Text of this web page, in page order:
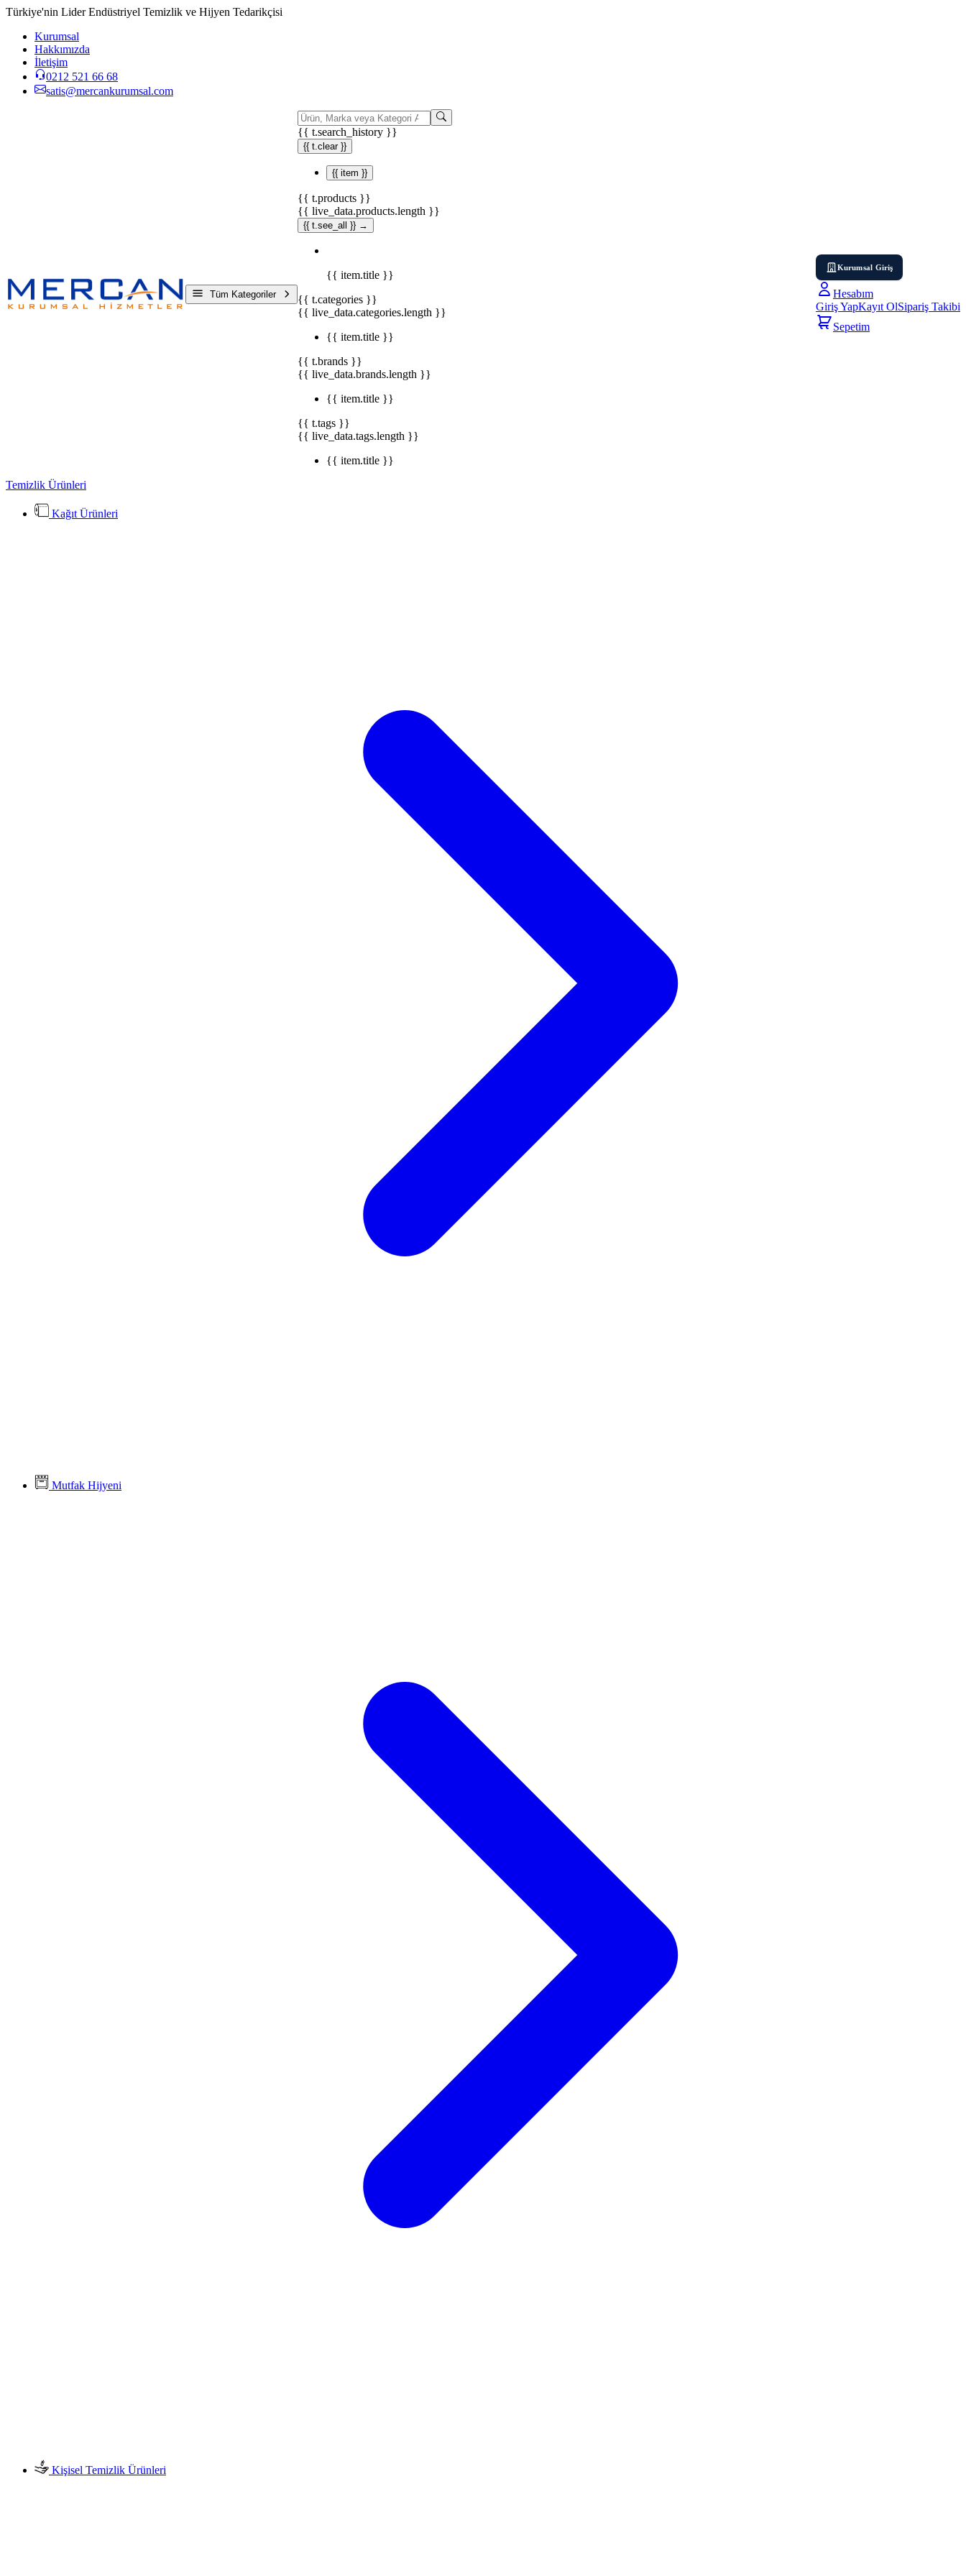
Türkiye'nin Lider Endüstriyel Temizlik ve Hijyen Tedarikçisi
Kurumsal
Hakkımızda
İletişim
0212 521 66 68
satis@mercankurumsal.com
Tüm Kategoriler
{{ t.search_history }}
{{ t.clear }}
{{ item }}
{{ t.products }}
{{ live_data.products.length }}
{{ t.see_all }} →
{{ item.title }}
{{ t.categories }}
{{ live_data.categories.length }}
{{ item.title }}
{{ t.brands }}
{{ live_data.brands.length }}
{{ item.title }}
{{ t.tags }}
{{ live_data.tags.length }}
{{ item.title }}
Kurumsal Giriş
Hesabım
Giriş YapKayıt OlSipariş Takibi
Sepetim
Temizlik Ürünleri
Kağıt Ürünleri
Mutfak Hijyeni
Kişisel Temizlik Ürünleri